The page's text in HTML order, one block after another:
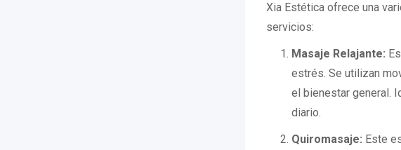
Xia Estética ofrece una
servicios:
Masaje Relajante:
estrés. Se utilizan
el bienestar general.
diario.
Quiromasaje: Este